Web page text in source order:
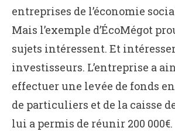
entreprises de l’économie
Mais l’exemple d’ÉcoMégot
sujets intéressent. Et
investisseurs. L’entreprise a
effectuer une levée de fonds en
de particuliers et de la caisse
lui a permis de réunir 200 000€.